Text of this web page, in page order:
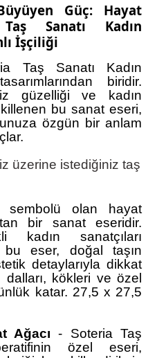
Güç: Hayat
Sanatı Kadın
İşçiliği
Taş Sanatı Kadın
biridir.
güzelliği ve kadın
bu sanat eseri,
özgün bir anlam
üzerine istediğiniz taş
sembolü olan hayat
bir sanat eseridir.
kadın sanatçıları
bu eser, doğal taşın
detaylarıyla dikkat
dalları, kökleri ve özel
katar. 27,5 x 27,5
Ağacı - Soteria Taş
özel eseri,